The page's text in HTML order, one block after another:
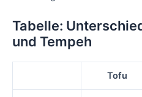
Tabelle:
und Tempeh
Tofu